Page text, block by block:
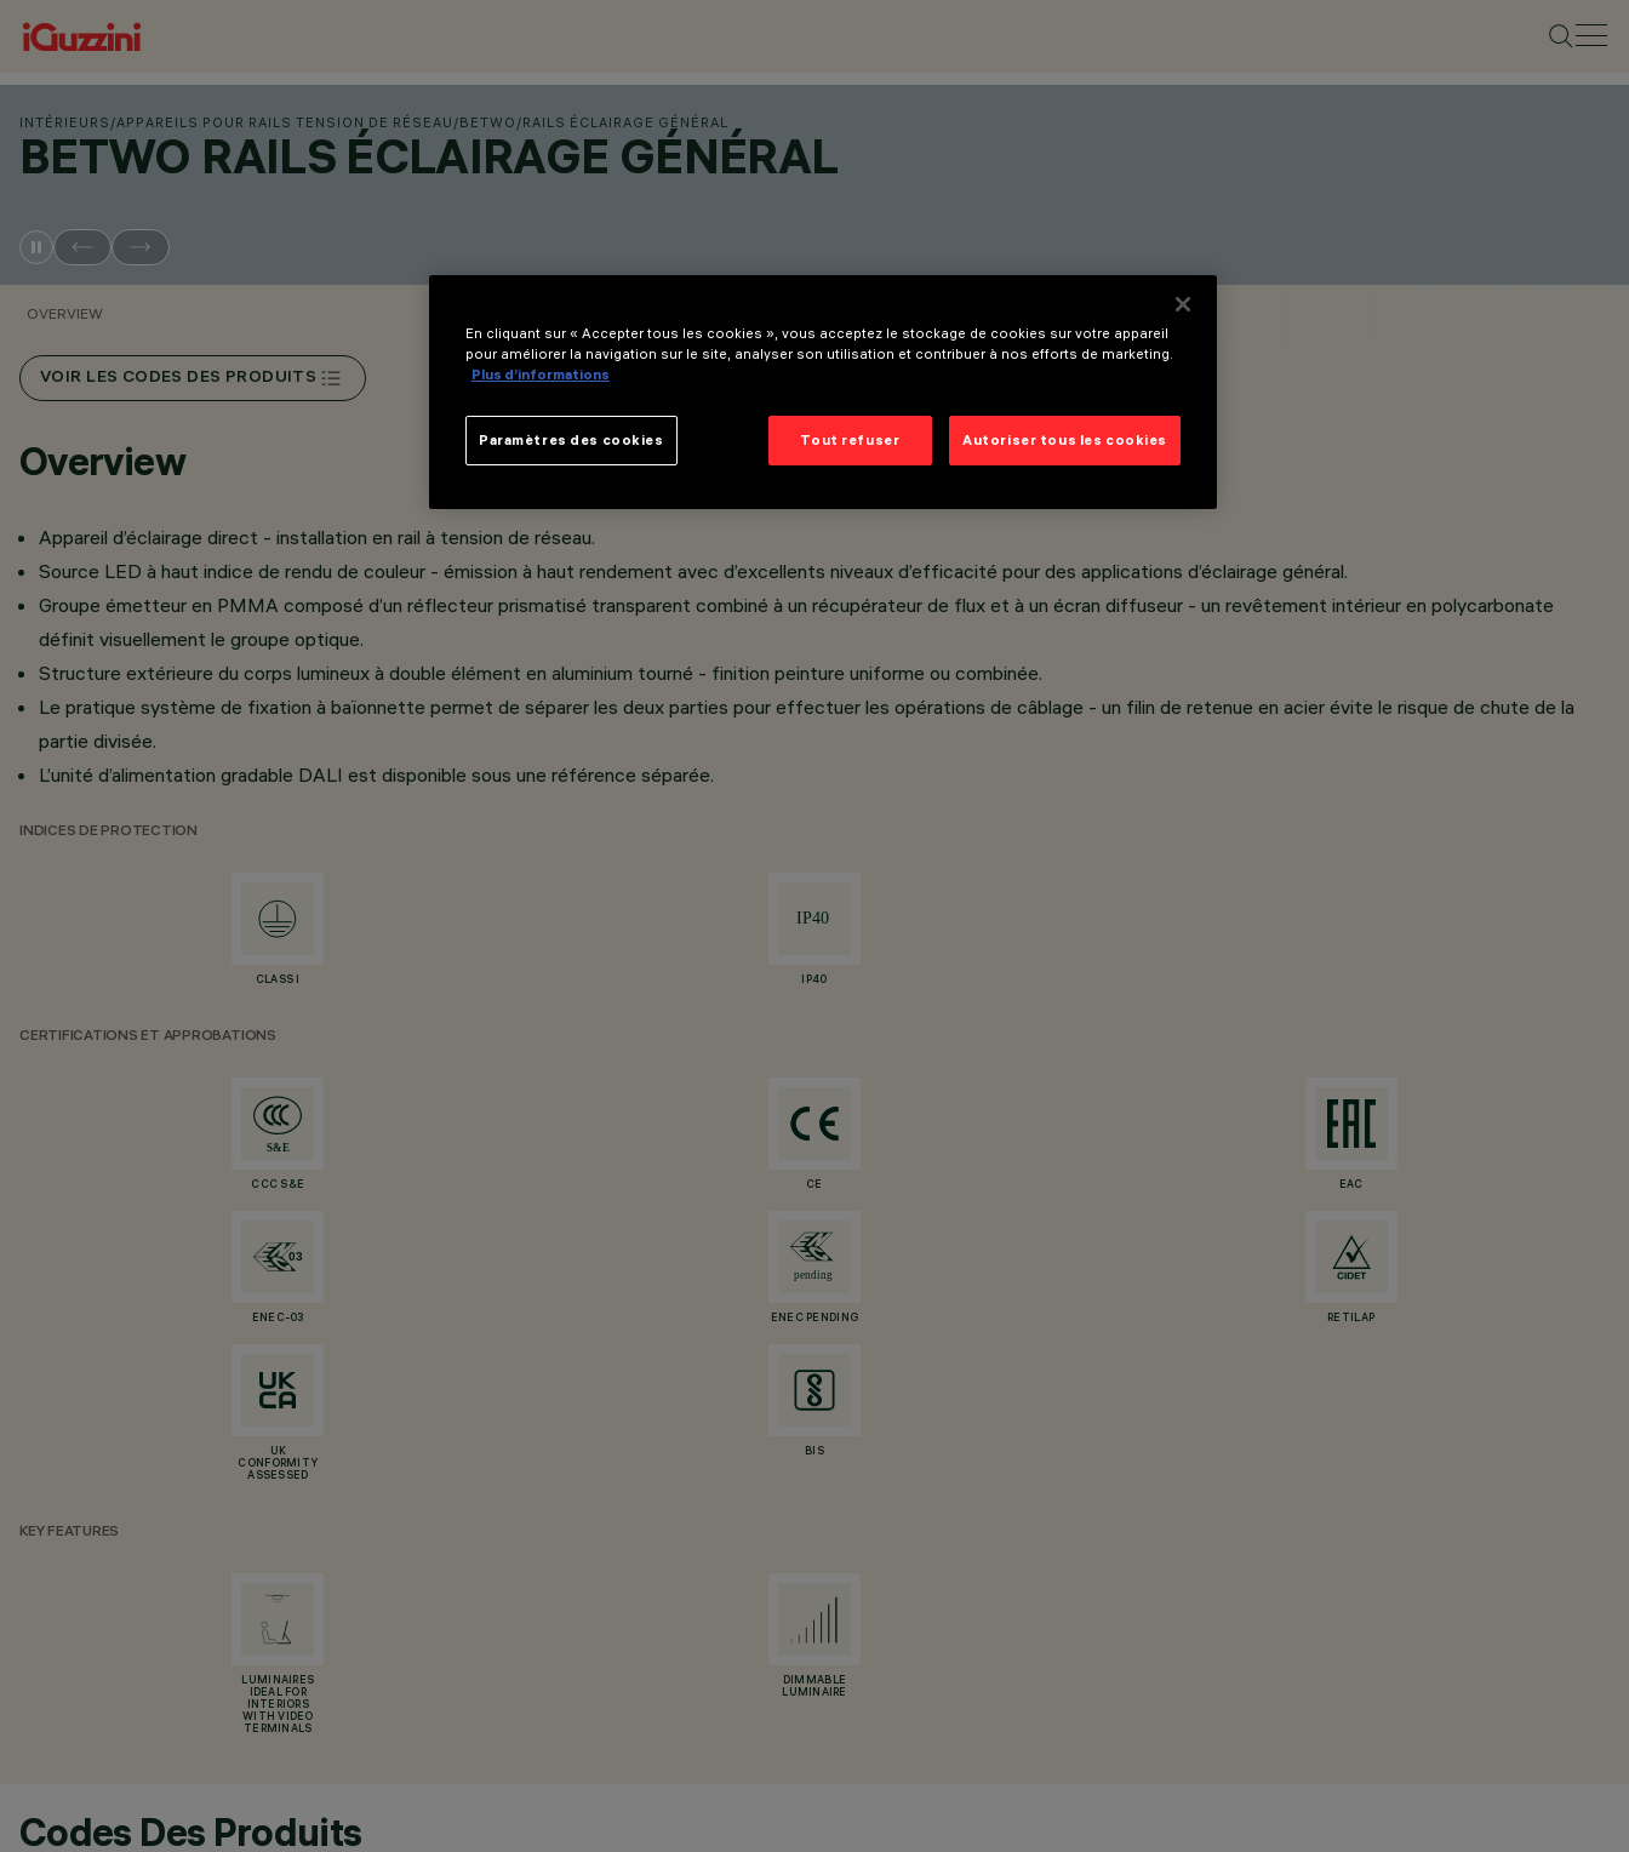
INTÉRIEURS /APPAREILS POUR RAILS TENSION DE RÉSEAU /BETWO /RAILS ÉCLAIRAGE GÉNÉRAL
BETWO RAILS ÉCLAIRAGE GÉNÉRAL
OVERVIEW
VOIR LES CODES DES PRODUITS
Overview
Appareil d’éclairage direct - installation en rail à tension de réseau.
Source LED à haut indice de rendu de couleur - émission à haut rendement avec d’excellents niveaux d’efficacité pour des applications d’éclairage général.
Groupe émetteur en PMMA composé d’un réflecteur prismatisé transparent combiné à un récupérateur de flux et à un écran diffuseur - un revêtement intérieur en polycarbonate
définit visuellement le groupe optique.
Structure extérieure du corps lumineux à double élément en aluminium tourné - finition peinture uniforme ou combinée.
Le pratique système de fixation à baïonnette permet de séparer les deux parties pour effectuer les opérations de câblage - un filin de retenue en acier évite le risque de chute de la
partie divisée.
L’unité d’alimentation gradable DALI est disponible sous une référence séparée.
INDICES DE PROTECTION
CLASS I IP40
CERTIFICATIONS ET APPROBATIONS
CCC S&E CE EAC
ENEC-03 ENEC PENDING RETILAP
UK
CONFORMITY
ASSESSED
BIS
KEY FEATURES
LUMINAIRES
IDEAL FOR
INTERIORS
WITH VIDEO
TERMINALS
DIMMABLE
LUMINAIRE
Codes Des Produits
En cliquant sur « Accepter tous les cookies », vous acceptez le stockage de cookies sur votre appareil
pour améliorer la navigation sur le site, analyser son utilisation et contribuer à nos efforts de marketing.
Plus d’informations
Tout refuser Autoriser tous les cookies
Paramètres des cookies